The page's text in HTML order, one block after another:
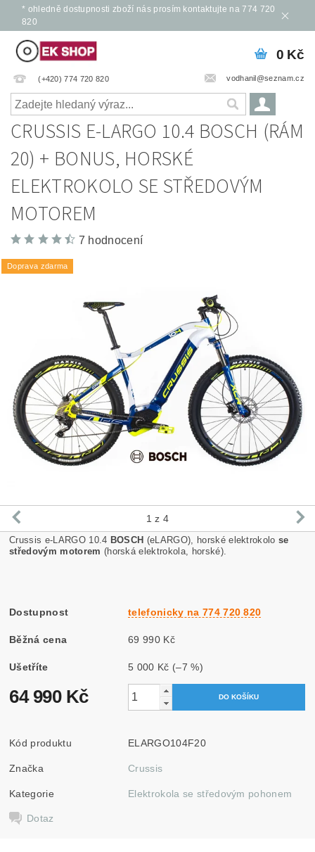
* ohledně dostupnosti zboží nás prosím kontaktujte na 774 720
820
(+420) 774 720 820 vodhanil@seznam.cz
0 Kč
CRUSSIS E-LARGO 10.4 BOSCH (RÁM
20) + BONUS, HORSKÉ
ELEKTROKOLO SE STŘEDOVÝM
MOTOREM
7 hodnocení
Doprava zdarma
1 z 4
Crussis e-LARGO 10.4 BOSCH (eLARGO), horské elektrokolose
středovým motorem (horská elektrokola, horské).
Dostupnost telefonicky na 774 720 820
Běžná cena 69 990 Kč
Ušetříte 5 000 Kč (–7 %)
64 990 Kč
Kód produktu ELARGO104F20
Značka Crussis
Kategorie Elektrokola se středovým pohonem
Dotaz